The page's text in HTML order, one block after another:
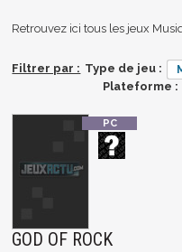
Retrouvez ici tous les jeux
Filtrer par : Type de jeu :
Plateforme :
GOD OF ROCK